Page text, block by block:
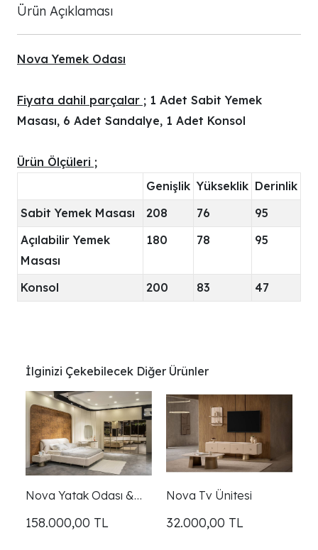
Ürün Açıklaması
Nova Yemek Odası
Fiyata dahil parçalar ; 1 Adet Sabit Yemek
Masası, 6 Adet Sandalye, 1 Adet Konsol
Ürün Ölçüleri ;
Genişlik Yükseklik Derinlik
Sabit Yemek Masası
208 76
95
Açılabilir Yemek
Masası
180 78 95
Konsol 200 83 47
İlginizi Çekebilecek Diğer Ürünler
Nova Yatak Odası &
158.000,00 TL
Nova Tv Ünitesi
32.000,00 TL